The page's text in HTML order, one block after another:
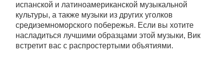
испанской и латиноамериканской музыкальной
культуры, а также музыки из других уголков
средиземноморского побережья. Если вы хотите
насладиться лучшими образцами этой музыки, Вик
встретит вас с распростертыми объятиями.